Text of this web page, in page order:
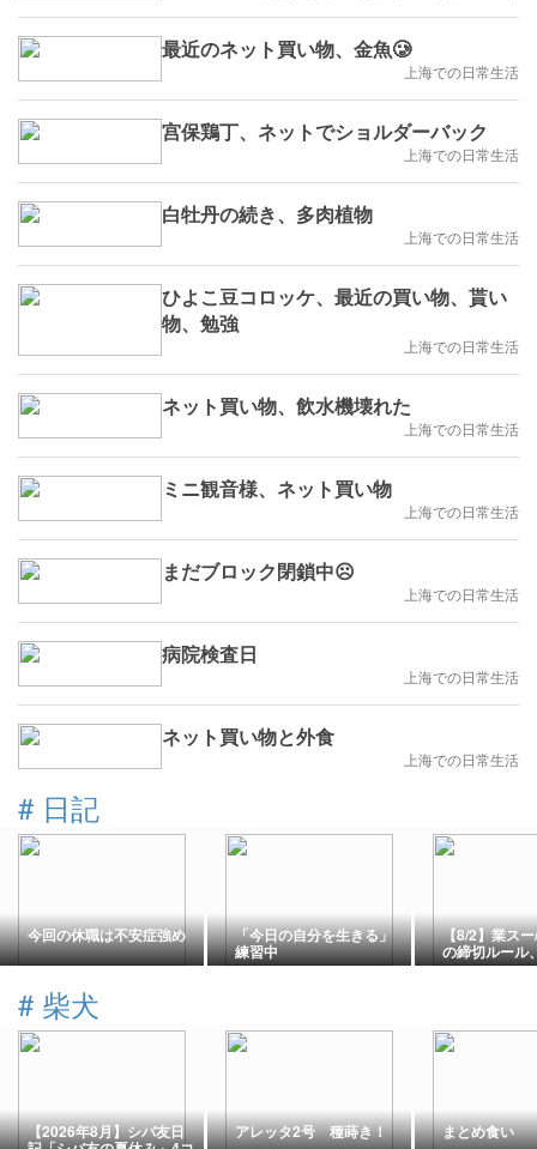
最近のネット買い物、金魚🥲
上海での日常生活
宫保鶏丁、ネットでショルダーバック
上海での日常生活
白牡丹の続き、多肉植物
上海での日常生活
ひよこ豆コロッケ、最近の買い物、貰い
物、勉強
上海での日常生活
ネット買い物、飲水機壊れた
上海での日常生活
ミニ観音様、ネット買い物
上海での日常生活
まだブロック閉鎖中☹️
上海での日常生活
病院検査日
上海での日常生活
ネット買い物と外食
上海での日常生活
# 日記
今回の休職は不安症強め 「今日の自分を生きる」
練習中
【8/2】業ス
の締切ルール
【1,732円】
# 柴犬
【2026年8月】シバ友日 アレッタ2号 種蒔き！ まとめ食い